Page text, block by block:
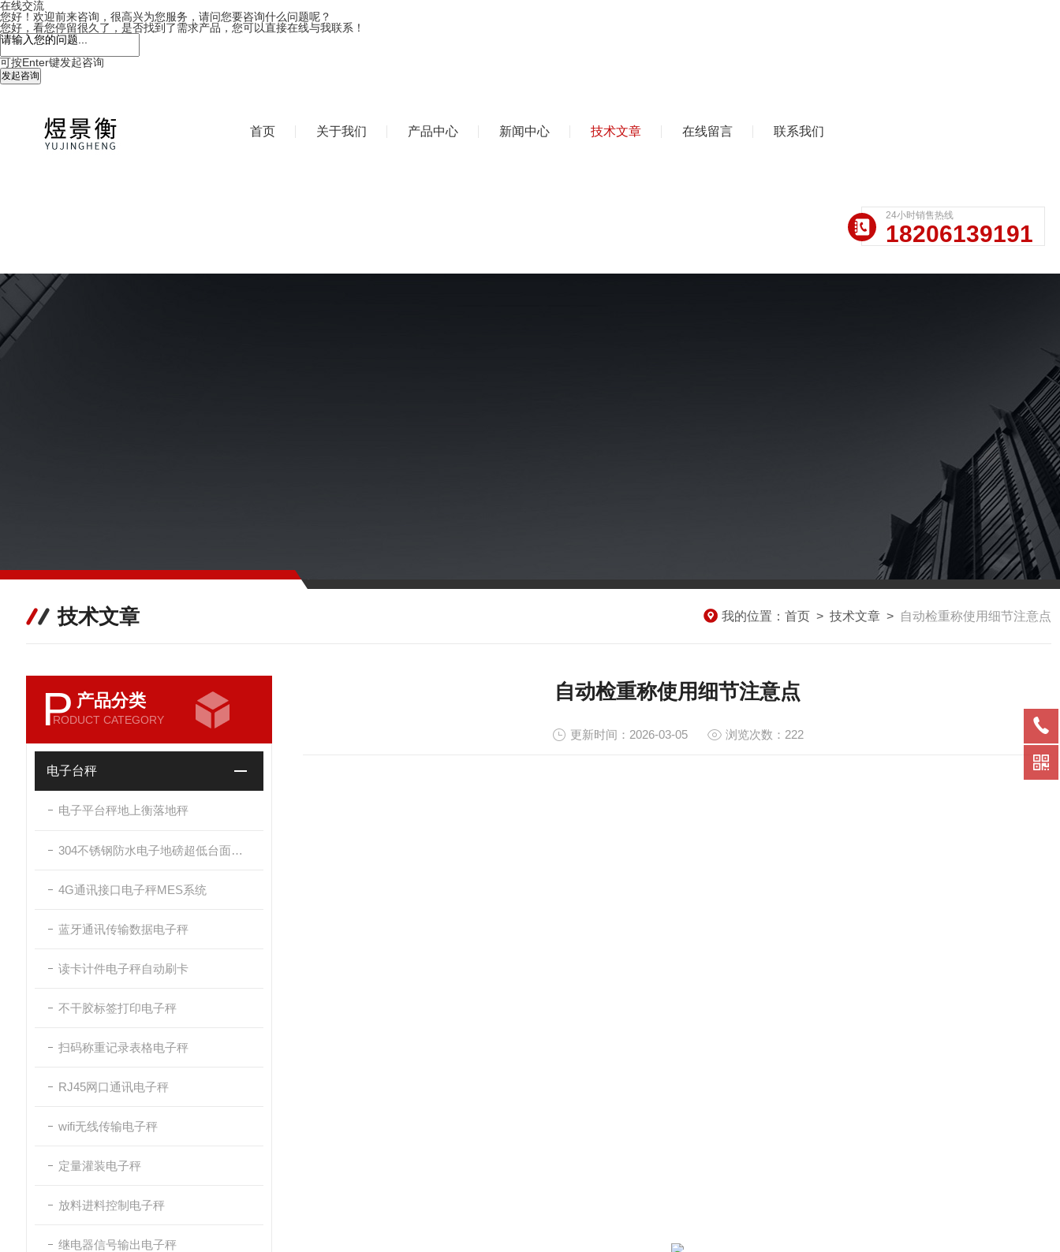
在线交流
您好！欢迎前来咨询，很高兴为您服务，请问您要咨询什么问题呢？
您好，看您停留很久了，是否找到了需求产品，您可以直接在线与我联系！
可按Enter键发起咨询
发起咨询
首页 关于我们 产品中心 新闻中心 技术文章 在线留言 联系我们
24小时销售热线
18206139191
技术文章 我的位置： 首页 > 技术文章 > 自动检重称使用细节注意点
P 产品分类
RODUCT CATEGORY
电子台秤
电子平台秤地上衡落地秤
304不锈钢防水电子地磅超低台面带斜坡
4G通讯接口电子秤MES系统
蓝牙通讯传输数据电子秤
读卡计件电子秤自动刷卡
不干胶标签打印电子秤
扫码称重记录表格电子秤
RJ45网口通讯电子秤
wifi无线传输电子秤
定量灌装电子秤
放料进料控制电子秤
继电器信号输出电子秤
自动检重称使用细节注意点
更新时间：2026-03-05 浏览次数：222